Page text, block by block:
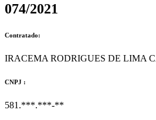
074/2021
Contratado:
IRACEMA RODRIGUES DE LIMA
CNPJ :
581.***.***-**